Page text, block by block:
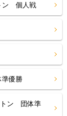
ン 個人戦
優勝
ン 団体準